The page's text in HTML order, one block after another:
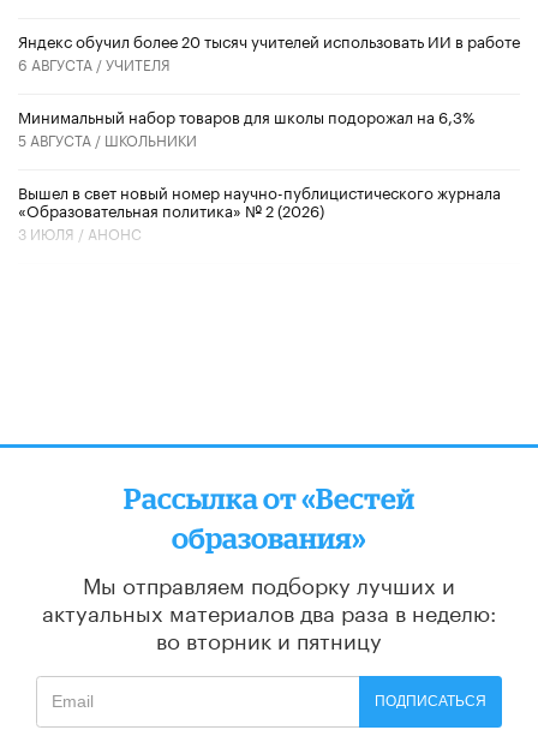
​Яндекс обучил более 20 тысяч учителей использовать ИИ в работе
6 АВГУСТА /УЧИТЕЛЯ
Минимальный набор товаров для школы подорожал на 6,3%
5 АВГУСТА / ШКОЛЬНИКИ
Вышел в свет новый номер научно-публицистического журнала
«Образовательная политика» № 2 (2026)
3 ИЮЛЯ / АНОНС
Рассылка от «Вестей
образования»
Мы отправляем подборку лучших и
актуальных материалов два раза в неделю:
во вторник и пятницу
ПОДПИСАТЬСЯ